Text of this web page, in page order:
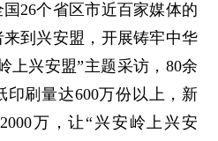
个省区市近百家媒体的
到兴安盟，开展铸牢中华
上兴安盟”主题采访，80余
印刷量达600万份以上，新
万，让“兴安岭上兴安